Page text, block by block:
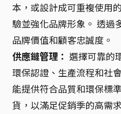
本，或設計成可重複使用
驗並強化品牌形象。 透過
品牌價值和顧客忠誠度。
供應鏈管理： 選擇可靠的
環保認證、生產流程和社
能提供符合品質和環保標
貨，以滿足促銷季的高需